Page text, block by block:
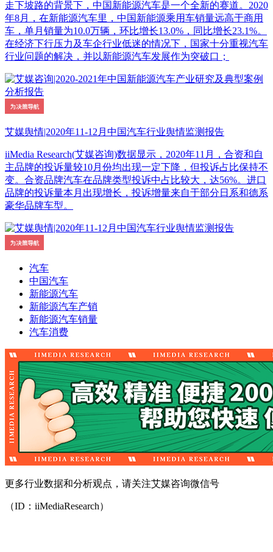
走下坡路的背景下，中国新能源汽车是一个全新的赛道。2020
年8月，在新能源汽车里，中国新能源乘用车销量远高于商用
车，单月销量为10.0万辆，环比增长13.0%，同比增长23.1%。
在经济下行压力及车企行业低迷的情况下，国家十分重视汽车
行业问题的解决，并以新能源汽车发展作为突破口；
艾媒舆情|2020年11-12月中国汽车行业舆情监测报告
iiMedia Research(艾媒咨询)数据显示，2020年11月，合资和自
主品牌的投诉量较10月份均出现一定下降，但投诉占比保持不
变。合资品牌汽车在品牌类型投诉中占比较大，达56%。进口
品牌的投诉量本月出现增长，投诉增量来自于部分日系和德系
豪华品牌车型。
汽车
中国汽车
新能源汽车
新能源汽车产销
新能源汽车销量
汽车消费
更多行业数据和分析观点，请关注艾媒咨询微信号
（ID：iiMediaResearch）